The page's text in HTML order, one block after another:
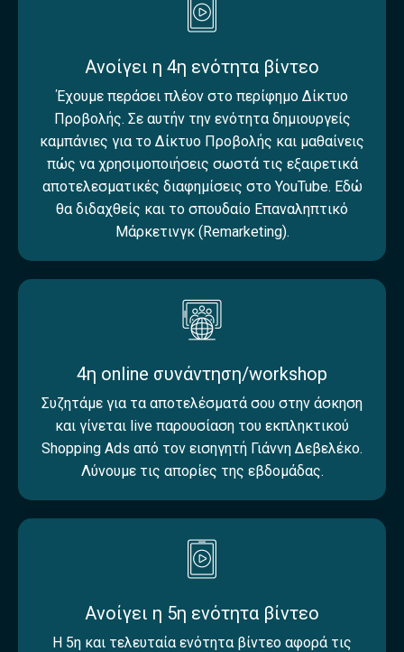
Ανοίγει η 4η ενότητα βίντεο
Έχουμε περάσει πλέον στο περίφημο Δίκτυο
Προβολής. Σε αυτήν την ενότητα δημιουργείς
καμπάνιες για το Δίκτυο Προβολής και μαθαίνεις
πώς να χρησιμοποιήσεις σωστά τις εξαιρετικά
αποτελεσματικές διαφημίσεις στο YouTube. Εδώ
θα διδαχθείς και το σπουδαίο Επαναληπτικό
Μάρκετινγκ (Remarketing).
4η online συνάντηση/workshop
Συζητάμε για τα αποτελέσματά σου στην άσκηση
και γίνεται live παρουσίαση του εκπληκτικού
Shopping Ads από τον εισηγητή Γιάννη Δεβελέκο.
Λύνουμε τις απορίες της εβδομάδας.
Ανοίγει η 5η ενότητα βίντεο
Η 5η και τελευταία ενότητα βίντεο αφορά τις